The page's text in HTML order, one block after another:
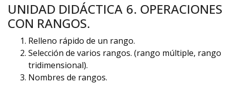
UNIDAD DIDÁCTICA 6. OPERACIONES
CON RANGOS.
Relleno rápido de un rango.
Selección de varios rangos. (rango múltiple, rango
tridimensional).
Nombres de rangos.